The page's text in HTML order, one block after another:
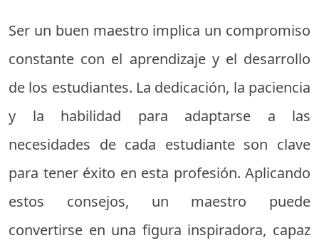
Ser un buen maestro implica un compromiso
constante con el aprendizaje y el desarrollo
de los estudiantes. La dedicación, la paciencia
y la habilidad para adaptarse a las
necesidades de cada estudiante son clave
para tener éxito en esta profesión. Aplicando
estos consejos, un maestro puede
convertirse en una figura inspiradora, capaz